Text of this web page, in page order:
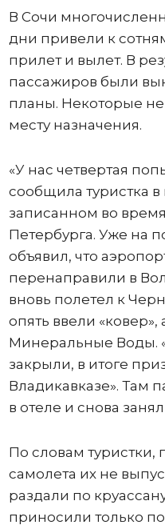
В Сочи
дни привели к
прилет и вылет. В
пассажиров были
планы. Некоторые не
месту назначения.
«У нас четвертая
сообщила туристка
записанном во
Петербурга. Уже на
объявил, что
перенаправили в
вновь полетел к
опять ввели «ковер»,
Минеральные Воды.
закрыли, в итоге
Владикавказе». Там
в отеле и снова
По словам туристки,
самолета их не
раздали по
приносили только